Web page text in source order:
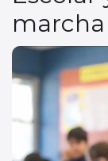
marcha